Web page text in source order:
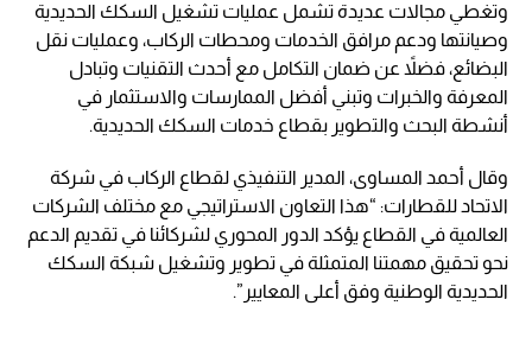
وتغطي مجالات عديدة تشمل عمليات تشغيل السكك الحديدية
وصيانتها ودعم مرافق الخدمات ومحطات الركاب، وعمليات نقل
البضائع، فضلاً عن ضمان التكامل مع أحدث التقنيات وتبادل
المعرفة والخبرات وتبني أفضل الممارسات والاستثمار في
أنشطة البحث والتطوير بقطاع خدمات السكك الحديدية.
وقال أحمد المساوى، المدير التنفيذي لقطاع الركاب في شركة
الاتحاد للقطارات: “هذا التعاون الاستراتيجي مع مختلف الشركات
العالمية في القطاع يؤكد الدور المحوري لشركائنا في تقديم الدعم
نحو تحقيق مهمتنا المتمثلة في تطوير وتشغيل شبكة السكك
الحديدية الوطنية وفق أعلى المعايير”.